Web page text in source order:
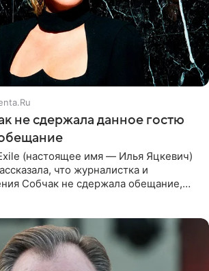
не сдержала данное гостю
(настоящее имя — Илья Яцкевич)
что журналистка и
Собчак не сдержала обещание,